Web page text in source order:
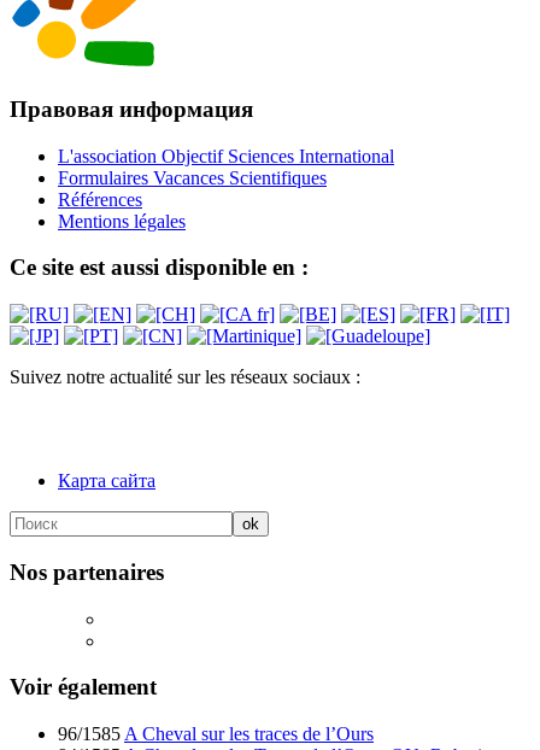
Правовая информация
L'association Objectif Sciences International
Formulaires Vacances Scientifiques
Références
Mentions légales
Ce site est aussi disponible en :
Suivez notre actualité sur les réseaux sociaux :
Карта сайта
Nos partenaires
Voir également
96/1585 A Cheval sur les traces de l’Ours